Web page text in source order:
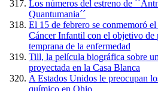
Los números del estreno de
Quantumania´´
El 15 de febrero se conmemoró
Cáncer Infantil con el objetivo de
temprana de la enfermedad
Till, la película biográfica sobre
proyectada en la Casa Blanca
A Estados Unidos le preocupan
químico en Ohio